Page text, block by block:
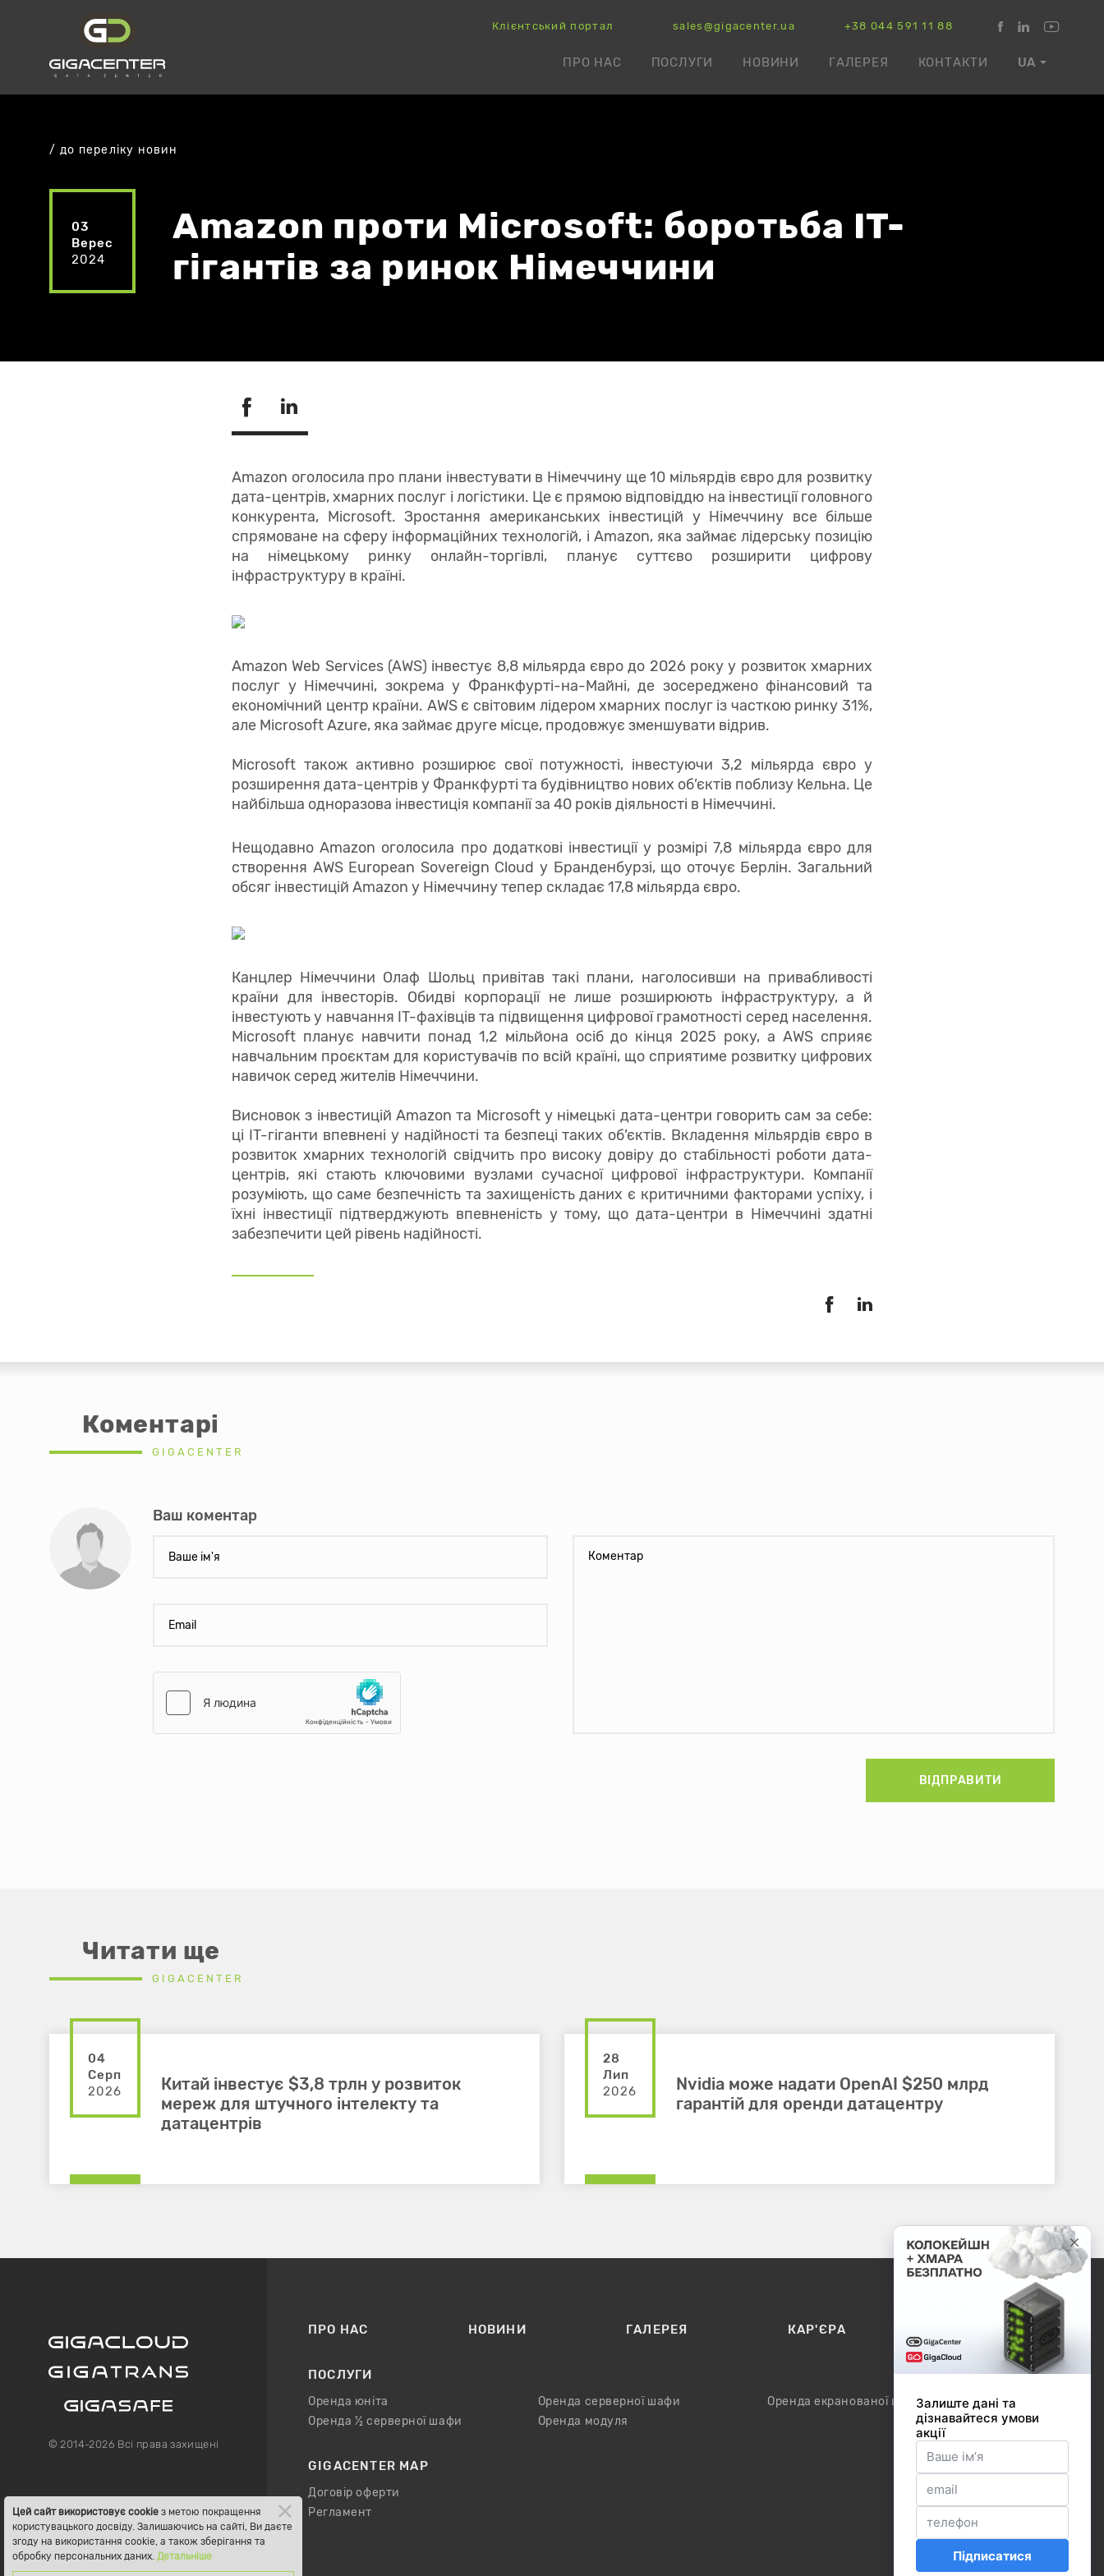
Клієнтський портал sales@gigacenter.ua +38 044 591 11 88
ПРО НАС ПОСЛУГИ НОВИНИ ГАЛЕРЕЯ КОНТАКТИ UA
до переліку новин
03
Верес
2024
Amazon проти Microsoft: боротьба IT-
гігантів за ринок Німеччини
Amazon оголосила про плани інвестувати в Німеччину ще 10 мільярдів євро для розвитку
дата-центрів, хмарних послуг і логістики. Це є прямою відповіддю на інвестиції головного
конкурента, Microsoft. Зростання американських інвестицій у Німеччину все більше
спрямоване на сферу інформаційних технологій, і Amazon, яка займає лідерську позицію
на німецькому ринку онлайн-торгівлі, планує суттєво розширити цифрову
інфраструктуру в країні.
Amazon Web Services (AWS) інвестує 8,8 мільярда євро до 2026 року у розвиток хмарних
послуг у Німеччині, зокрема у Франкфурті-на-Майні, де зосереджено фінансовий та
економічний центр країни. AWS є світовим лідером хмарних послуг із часткою ринку 31%,
але Microsoft Azure, яка займає друге місце, продовжує зменшувати відрив.
Microsoft також активно розширює свої потужності, інвестуючи 3,2 мільярда євро у
розширення дата-центрів у Франкфурті та будівництво нових об’єктів поблизу Кельна. Це
найбільша одноразова інвестиція компанії за 40 років діяльності в Німеччині.
Нещодавно Amazon оголосила про додаткові інвестиції у розмірі 7,8 мільярда євро для
створення AWS European Sovereign Cloud у Бранденбурзі, що оточує Берлін. Загальний
обсяг інвестицій Amazon у Німеччину тепер складає 17,8 мільярда євро.
Канцлер Німеччини Олаф Шольц привітав такі плани, наголосивши на привабливості
країни для інвесторів. Обидві корпорації не лише розширюють інфраструктуру, а й
інвестують у навчання IT-фахівців та підвищення цифрової грамотності серед населення.
Microsoft планує навчити понад 1,2 мільйона осіб до кінця 2025 року, а AWS сприяє
навчальним проєктам для користувачів по всій країні, що сприятиме розвитку цифрових
навичок серед жителів Німеччини.
Висновок з інвестицій Amazon та Microsoft у німецькі дата-центри говорить сам за себе:
ці IT-гіганти впевнені у надійності та безпеці таких об’єктів. Вкладення мільярдів євро в
розвиток хмарних технологій свідчить про високу довіру до стабільності роботи дата-
центрів, які стають ключовими вузлами сучасної цифрової інфраструктури. Компанії
розуміють, що саме безпечність та захищеність даних є критичними факторами успіху, і
їхні інвестиції підтверджують впевненість у тому, що дата-центри в Німеччині здатні
забезпечити цей рівень надійності.
Коментарі
GIGACENTER
Ваш коментар
ВІДПРАВИТИ
Читати ще
GIGACENTER
04
Серп
2026
Китай інвестує $3,8 трлн у розвиток
мереж для штучного інтелекту та
датацентрів
28
Лип
2026
Nvidia може надати OpenAI $250 млрд
гарантій для оренди датацентру
© 2014-2026 Всі права захищені
ПРО НАС НОВИНИ ГАЛЕРЕЯ КАР'ЄРА КОНТАКТИ
ПОСЛУГИ
Оренда юніта
Оренда ½ серверної шафи
Оренда серверної шафи
Оренда модуля
Оренда екранованої шафи / модуля
GIGACENTER MAP
Договір оферти
Регламент
Цей сайт використовує cookie з метою покращення
користувацького досвіду. Залишаючись на сайті, Ви даєте
згоду на використання cookie, а також зберігання та
обробку персональних даних. Детальніше